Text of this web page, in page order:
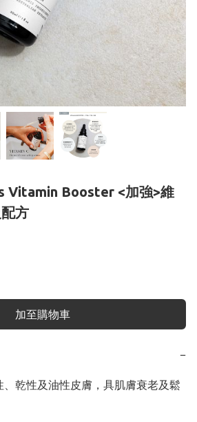
Vitamin Booster <加強>維
方
加至購物車
−
乾性及油性皮膚，具肌膚衰老及鬆